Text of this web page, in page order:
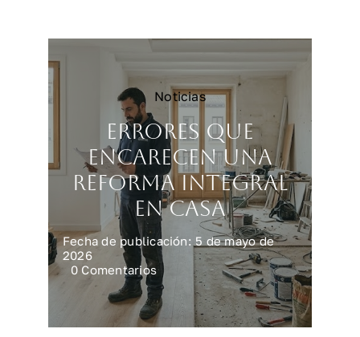
mejor
Noticias
Errores que
encarecen una
reforma integral
en casa
Fecha de publicación: 5 de mayo de
2026
0 Comentarioson
Errores
que
encarecen
una